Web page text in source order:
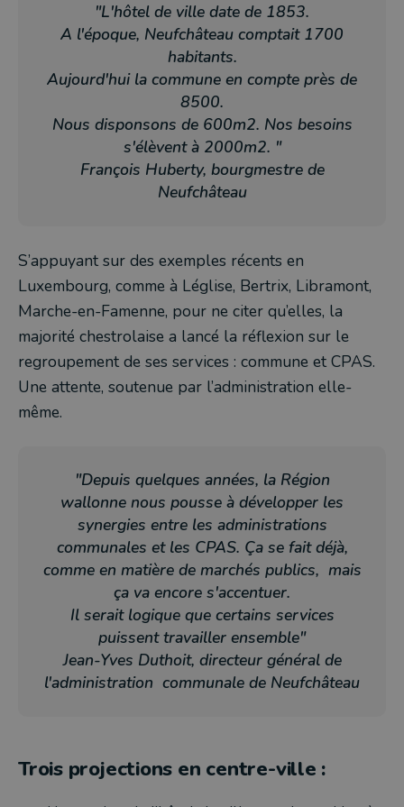
"L'hôtel de ville date de 1853.
A l'époque, Neufchâteau comptait 1700
habitants.
Aujourd'hui la commune en compte près de
8500.
Nous disponsons de 600m2. Nos besoins
s'élèvent à 2000m2. "
François Huberty, bourgmestre de
Neufchâteau
S’appuyant sur des exemples récents en
Luxembourg, comme à Léglise, Bertrix, Libramont,
Marche-en-Famenne, pour ne citer qu’elles, la
majorité chestrolaise a lancé la réflexion sur le
regroupement de ses services : commune et CPAS.
Une attente, soutenue par l’administration elle-
même.
"Depuis quelques années, la Région
wallonne nous pousse à développer les
synergies entre les administrations
communales et les CPAS. Ça se fait déjà,
comme en matière de marchés publics, mais
ça va encore s'accentuer.
Il serait logique que certains services
puissent travailler ensemble"
Jean-Yves Duthoit, directeur général de
l'administration communale de Neufchâteau
Trois projections en centre-ville :